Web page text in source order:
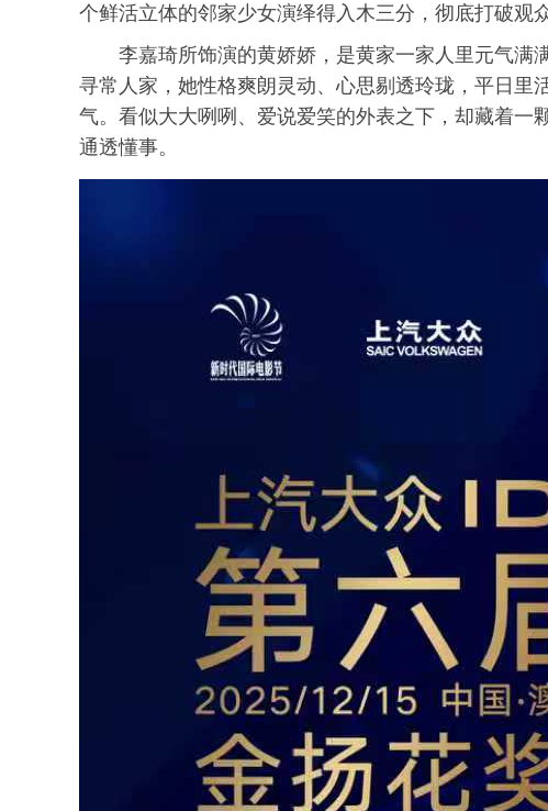
个鲜活立体的邻家少女演绎得入木三分，彻底打破观
李嘉琦所饰演的黄娇娇，是黄家一家人里元气满
寻常人家，她性格爽朗灵动、心思剔透玲珑，平日里
气。看似大大咧咧、爱说爱笑的外表之下，却藏着
通透懂事。